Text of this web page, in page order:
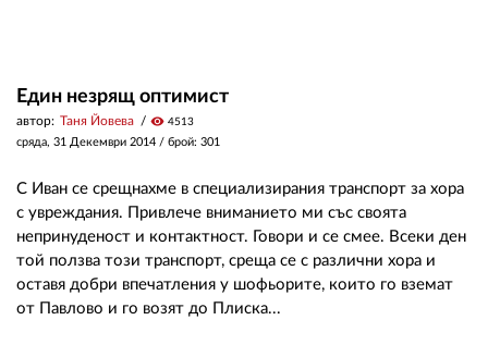
Един незрящ оптимист
автор: Таня Йовева visibility 4513
сряда, 31 Декември 2014 / брой: 301
С Иван се срещнахме в специализирания транспорт за хора
с увреждания. Привлече вниманието ми със своята
непринуденост и контактност. Говори и се смее. Всеки ден
той ползва този транспорт, среща се с различни хора и
оставя добри впечатления у шофьорите, които го вземат
от Павлово и го возят до Плиска...
ПОЛИТИКА ЗА БИСКВИТКИТЕ
ПОЛИТИКАТА ЗА
ПОВЕРИТЕЛНОСТ